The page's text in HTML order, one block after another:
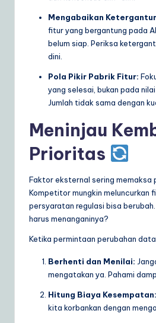
Mengabaikan
fitur yang bergantung pada
belum siap. Periksa
dini.
Pola Pikir Pabrik Fitur:
yang selesai, bukan pada
Jumlah tidak sama dengan
Meninjau
Prioritas
Faktor eksternal sering memaksa
Kompetitor mungkin meluncurkan
persyaratan regulasi bisa
harus menanganinya?
Ketika permintaan perubahan
Berhenti dan Menilai:
mengatakan ya. Pahami
Hitung Biaya Kesempatan:
kita korbankan dengan